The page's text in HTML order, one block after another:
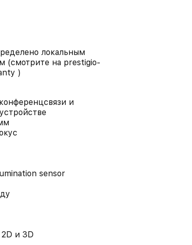
локальным
(смотрите на prestigio-
)
и
sensor
и 3D